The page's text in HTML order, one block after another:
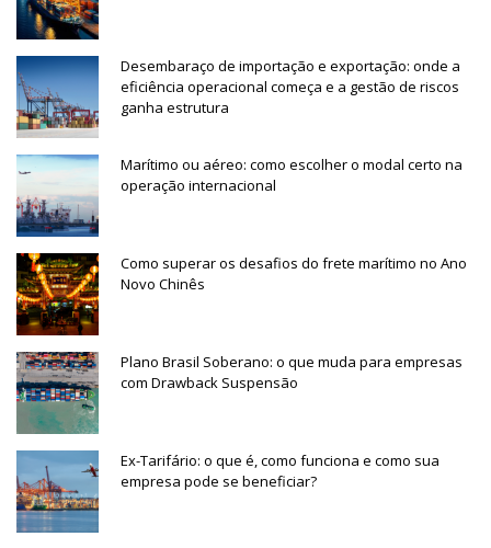
Desembaraço de importação e exportação: onde a
eficiência operacional começa e a gestão de riscos
ganha estrutura
Marítimo ou aéreo: como escolher o modal certo na
operação internacional
Como superar os desafios do frete marítimo no Ano
Novo Chinês
Plano Brasil Soberano: o que muda para empresas
com Drawback Suspensão
Ex-Tarifário: o que é, como funciona e como sua
empresa pode se beneficiar?